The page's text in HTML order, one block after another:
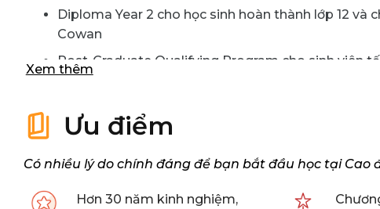
Diploma Year 2 cho học sinh hoàn thành lớp 12
Cowan
Post-Graduate Qualifying Program cho sinh viên
trường đại học quốc tế
Xem thêm
Ưu điểm
Có nhiều lý do chính đáng để bạn bắt đầu học tại
Hơn 30 năm kinh nghiệm,